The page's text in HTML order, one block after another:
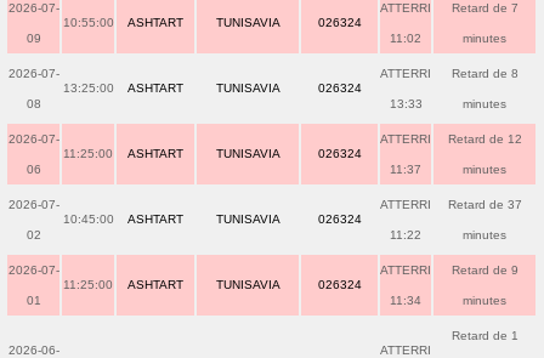
2026-07-
09
10:55:00 ASHTART TUNISAVIA 026324
ATTERRI
11:02
Retard de 7
minutes
2026-07-
08
13:25:00 ASHTART TUNISAVIA 026324
ATTERRI
13:33
Retard de 8
minutes
2026-07-
06
11:25:00 ASHTART TUNISAVIA 026324
ATTERRI
11:37
Retard de 12
minutes
2026-07-
02
10:45:00 ASHTART TUNISAVIA 026324
ATTERRI
11:22
Retard de 37
minutes
2026-07-
01
11:25:00 ASHTART TUNISAVIA 026324
ATTERRI
11:34
Retard de 9
minutes
2026-06- ATTERRI
Retard de 1